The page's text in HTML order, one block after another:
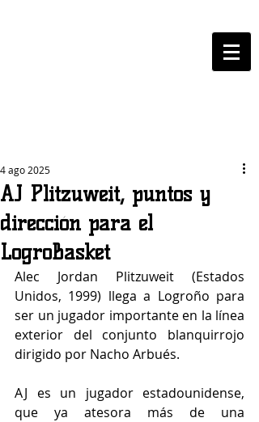
AJ Plitzuweit, puntos y
dirección para el
LogroBasket
4 ago 2025
Alec Jordan Plitzuweit (Estados
Unidos, 1999) llega a Logroño para
ser un jugador importante en la línea
exterior del conjunto blanquirrojo
dirigido por Nacho Arbués.
AJ es un jugador estadounidense,
que ya atesora más de una